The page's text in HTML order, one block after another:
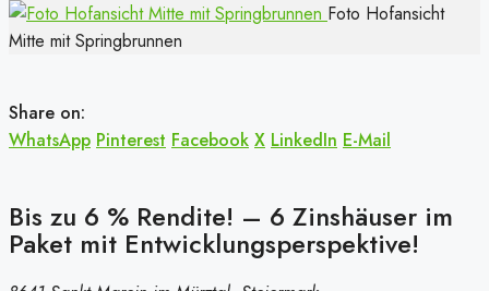
Foto Hofansicht
Mitte mit Springbrunnen
Share on:
WhatsApp Pinterest Facebook X LinkedIn E-Mail
Bis zu 6 % Rendite! – 6 Zinshäuser im
Paket mit Entwicklungsperspektive!